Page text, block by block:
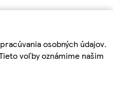
osobných údajov.
voľby oznámime našim